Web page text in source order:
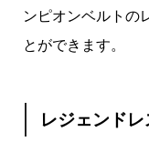
ンピオンベルトの
とができます。
レジェンド